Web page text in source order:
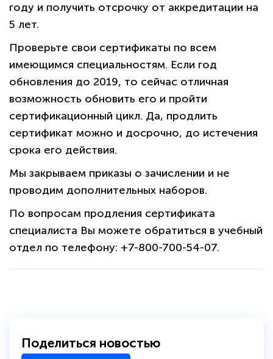
году и получить отсрочку от аккредитации на
5 лет.
Проверьте свои сертификаты по всем
имеющимся специальностям. Если год
обновления до 2019, то сейчас отличная
возможность обновить его и пройти
сертификационный цикл. Да, продлить
сертификат можно и досрочно, до истечения
срока его действия.
Мы закрываем приказы о зачислении и не
проводим дополнительных наборов.
По вопросам продления сертификата
специалиста Вы можете обратиться в учебный
отдел по телефону: +7-800-700-54-07.
Поделиться новостью